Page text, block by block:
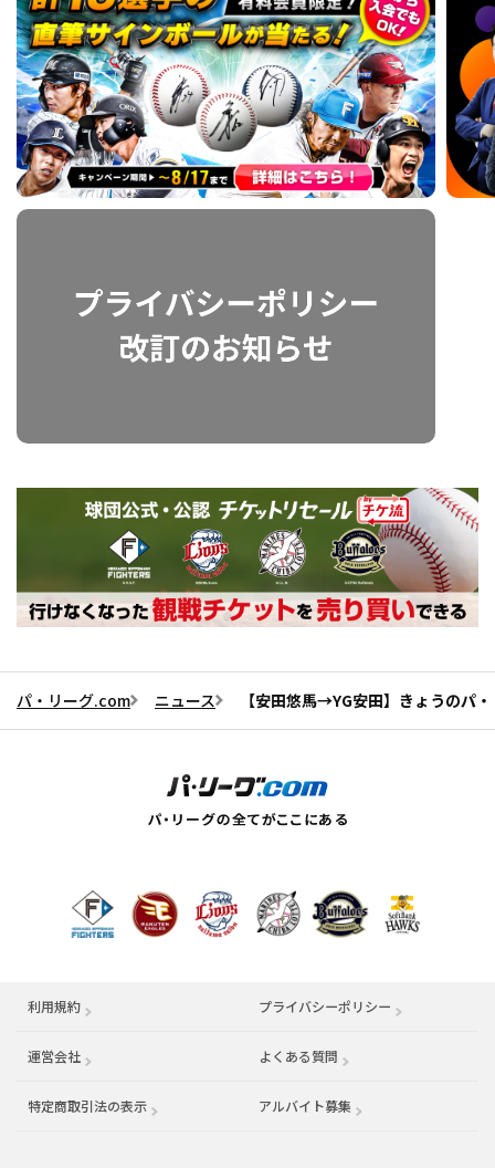
パ・リーグ.com ニュース 【安田悠馬→YG安田】きょうのパ
利用規約 プライバシーポリシー
運営会社 （別ウィンドウで開く） よくある質問
特定商取引法の表示 アルバイト募集 （別ウィンドウで開く